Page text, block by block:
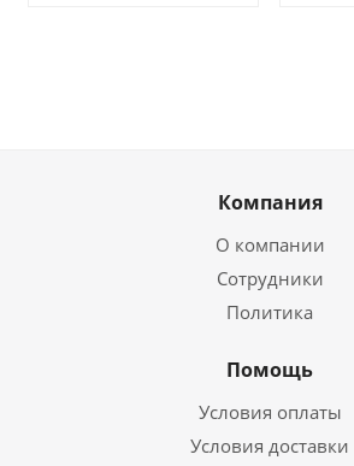
Компания
О компании
Сотрудники
Политика
Помощь
Условия оплаты
Условия доставки